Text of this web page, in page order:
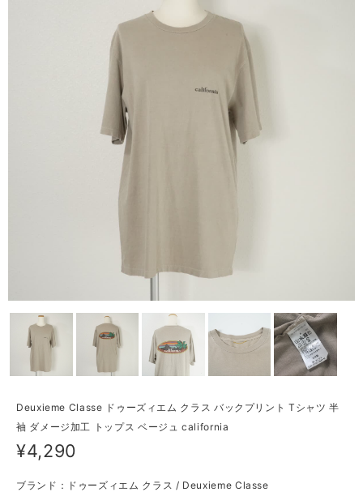
Deuxieme Classe ドゥーズィエム クラス バックプリント Tシャツ 半
袖 ダメージ加工 トップス ベージュ california
¥4,290
ブランド：ドゥーズィエム クラス / Deuxieme Classe